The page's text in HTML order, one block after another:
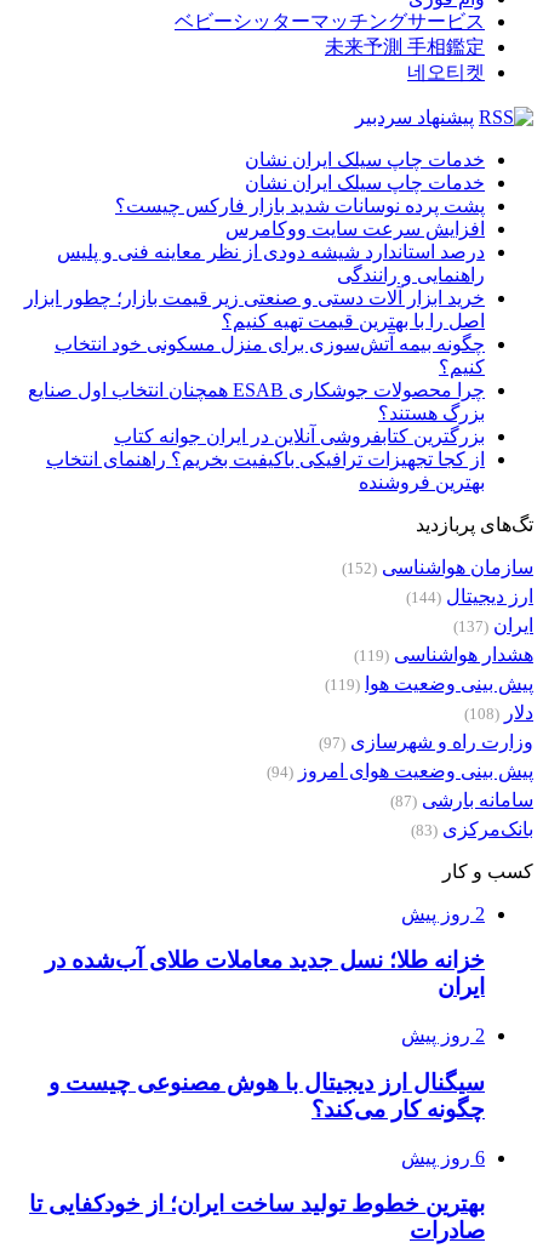
ベビーシッターマッチングサービス
未来予測 手相鑑定
네오티켓
پیشنهاد سردبیر
خدمات چاپ سیلک ایران نشان
خدمات چاپ سیلک ایران نشان
پشت پرده نوسانات شدید بازار فارکس چیست؟
افزایش سرعت سایت ووکامرس
درصد استاندارد شیشه دودی از نظر معاینه فنی و پلیس
راهنمایی و رانندگی
خرید ابزار آلات دستی و صنعتی زیر قیمت بازار؛ چطور ابزار
اصل را با بهترین قیمت تهیه کنیم؟
چگونه بیمه آتش‌سوزی برای منزل مسکونی خود انتخاب
کنیم؟
چرا محصولات جوشکاری ESAB همچنان انتخاب اول صنایع
بزرگ هستند؟
بزرگترین کتابفروشی آنلاین در ایران جوانه کتاب
از کجا تجهیزات ترافیکی باکیفیت بخریم؟ راهنمای انتخاب
بهترین فروشنده
تگ‌های پربازدید
سازمان هواشناسی (152)
ارز دیجیتال (144)
ایران (137)
هشدار هواشناسی (119)
پیش بینی وضعیت هوا (119)
دلار (108)
وزارت راه و شهرسازی (97)
پیش بینی وضعیت هوای امروز (94)
سامانه بارشی (87)
بانک‌مرکزی (83)
کسب و کار
2 روز پیش
خزانه طلا؛ نسل جدید معاملات طلای آب‌شده در
ایران
2 روز پیش
سیگنال ارز دیجیتال با هوش مصنوعی چیست و
چگونه کار می‌کند؟
6 روز پیش
بهترین خطوط تولید ساخت ایران؛ از خودکفایی تا
صادرات